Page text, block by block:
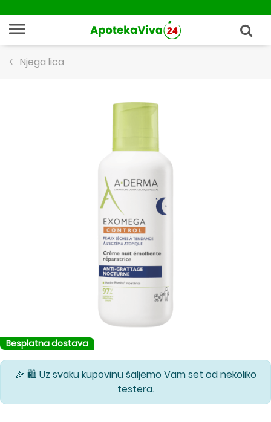
Njega lica
Besplatna dostava
🎉 🛍️ Uz svaku kupovinu šaljemo Vam set od nekoliko
testera.